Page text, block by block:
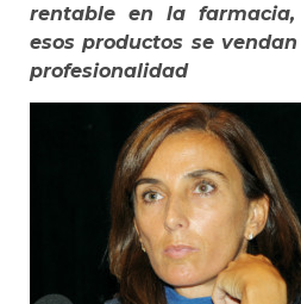
rentable en la
esos productos se
profesionalidad